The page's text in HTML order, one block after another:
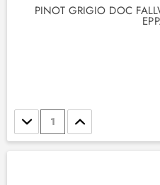
PINOT GRIGIO DOC
Stückzahl